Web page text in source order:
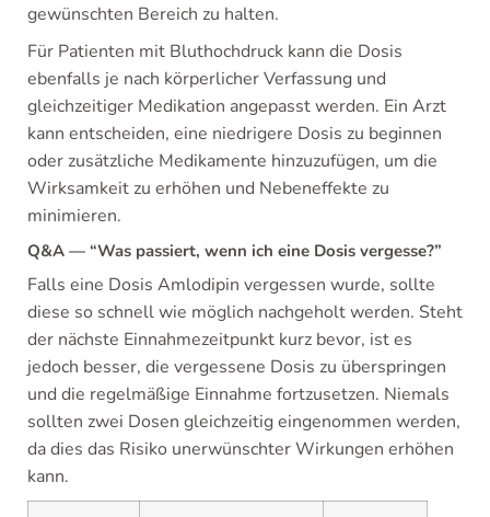
gewünschten Bereich zu halten.
Für Patienten mit Bluthochdruck kann die Dosis
ebenfalls je nach körperlicher Verfassung und
gleichzeitiger Medikation angepasst werden. Ein Arzt
kann entscheiden, eine niedrigere Dosis zu beginnen
oder zusätzliche Medikamente hinzuzufügen, um die
Wirksamkeit zu erhöhen und Nebeneffekte zu
minimieren.
Q&A — “Was passiert, wenn ich eine Dosis vergesse?”
Falls eine Dosis Amlodipin vergessen wurde, sollte
diese so schnell wie möglich nachgeholt werden. Steht
der nächste Einnahmezeitpunkt kurz bevor, ist es
jedoch besser, die vergessene Dosis zu überspringen
und die regelmäßige Einnahme fortzusetzen. Niemals
sollten zwei Dosen gleichzeitig eingenommen werden,
da dies das Risiko unerwünschter Wirkungen erhöhen
kann.